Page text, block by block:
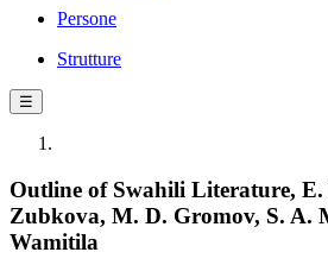
Persone
Strutture
☰
Outline of Swahili Literature,
Zubkova, M. D. Gromov, S. A.
Wamitila